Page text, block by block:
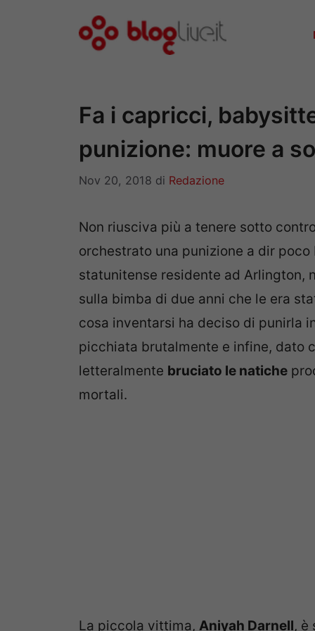
Fa i capricci,
punizione: muore a
Nov 20, 2018 di Redazione
Non riusciva più a tenere sotto
orchestrato una punizione a dir poco
statunitense residente ad Arlington,
sulla bimba di due anni che le era
cosa inventarsi ha deciso di punirla
picchiata brutalmente e infine, dato
letteralmente bruciato le natiche
mortali.
La piccola vittima, Aniyah Darnell, è